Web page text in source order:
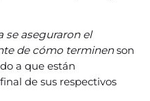
se aseguraron el
de cómo terminenson
a que están
de sus respectivos